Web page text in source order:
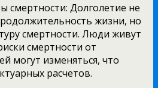
смертности: Долголетие не
жизни, но
смертности. Люди живут
смертности от
могут изменяться, что
расчетов.